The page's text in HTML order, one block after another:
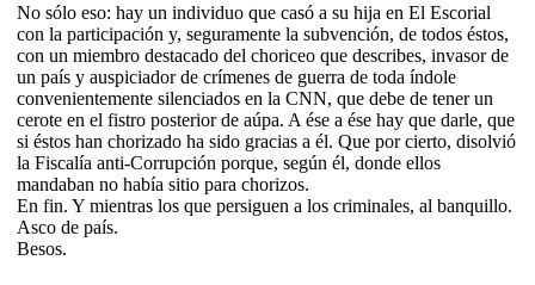
No sólo eso: hay un individuo que casó a su hija en El Escorial
con la participación y, seguramente la subvención, de todos éstos,
con un miembro destacado del choriceo que describes, invasor de
un país y auspiciador de crímenes de guerra de toda índole
convenientemente silenciados en la CNN, que debe de tener un
cerote en el fistro posterior de aúpa. A ése a ése hay que darle, que
si éstos han chorizado ha sido gracias a él. Que por cierto, disolvió
la Fiscalía anti-Corrupción porque, según él, donde ellos
mandaban no había sitio para chorizos.
En fin. Y mientras los que persiguen a los criminales, al banquillo.
Asco de país.
Besos.